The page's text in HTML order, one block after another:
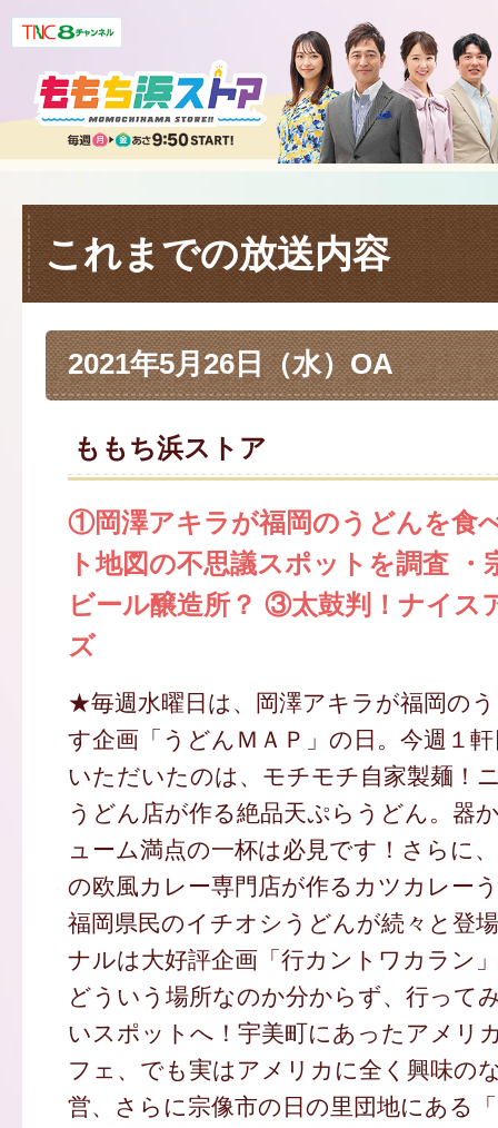
これまでの放送内容
2021年5月26日（水）OA
ももち浜ストア
①岡澤アキラが福岡のうどんを食
ト地図の不思議スポットを調査 ・
ビール醸造所？ ③太鼓判！ナイス
ズ
★毎週水曜日は、岡澤アキラが福岡の
す企画「うどんＭＡＰ」の日。今週１
いただいたのは、モチモチ自家製麺！
うどん店が作る絶品天ぷらうどん。器
ューム満点の一杯は必見です！さらに
の欧風カレー専門店が作るカツカレー
福岡県民のイチオシうどんが続々と登
ナルは大好評企画「行カントワカラン
どういう場所なのか分からず、行って
いスポットへ！宇美町にあったアメリ
フェ、でも実はアメリカに全く興味の
営、さらに宗像市の日の里団地にある